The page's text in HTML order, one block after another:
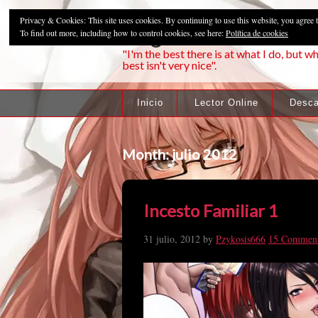
"I'm the best there is at what I do, but
best isn't very nice".
Inicio Lector Online
Month:julio 2012
Incesto Familiar 1
31 julio, 2012 by Pzykosis666 15
Privacy & Cookies: This site uses cookies. By continuing to use this website, you agree
To find out more, including how to control cookies, see here:Política de cookies